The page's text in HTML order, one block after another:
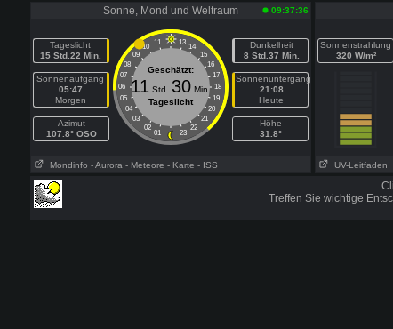
Sonne, Mond und Weltraum 09:37:36
Tageslicht
15 Std.22 Min.
Sonnenaufgang
05:47
Morgen
Azimut
107.8° OSO
11 13
10
14
09
15
08
16
07
17
06
18
05
19
04
20
03
21
02
22
01 23
Geschätzt:
11 Std. 30 Min.
Tageslicht
Dunkelheit
8 Std.37 Min.
Sonnenuntergang
21:08
Heute
Höhe
31.8°
Mondinfo - Aurora - Meteore - Karte - ISS
Sonnenstrahlung
320 W/m²
UV-Leitfaden
Treffen Sie wichtige